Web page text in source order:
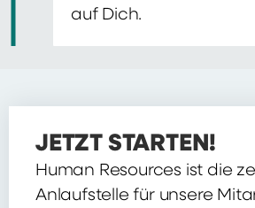
auf Dich.
JETZT STARTEN!
Human Resources ist die
Anlaufstelle für unsere